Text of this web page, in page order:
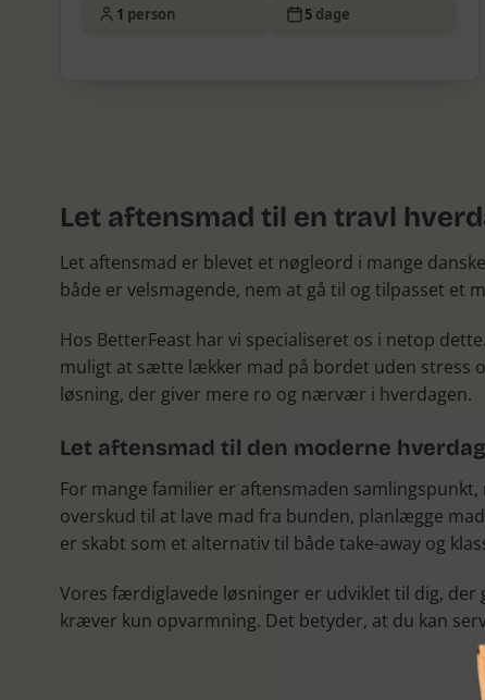
1 person 5 dage
Let aftensmad til en travl
Let aftensmad er blevet et nøgleord i mange
både er velsmagende, nem at gå til og tilpasset et
Hos BetterFeast har vi specialiseret os i netop
muligt at sætte lækker mad på bordet uden stress
løsning, der giver mere ro og nærvær i hverdagen.
Let aftensmad til den moderne hverdag
For mange familier er aftensmaden
overskud til at lave mad fra bunden, planlægge
er skabt som et alternativ til både take-away og
Vores færdiglavede løsninger er udviklet til dig, der
kræver kun opvarmning. Det betyder, at du kan